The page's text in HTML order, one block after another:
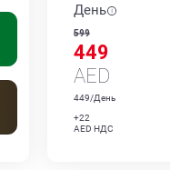
День
599
449
AED
449/День
+22
AED НДС